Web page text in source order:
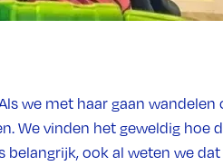
we met haar gaan wandelen
We vinden het geweldig hoe
belangrijk, ook al weten we dat